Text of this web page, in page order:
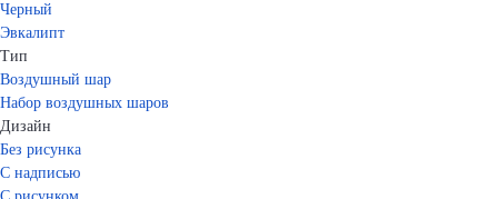
Черный
Эвкалипт
Тип
Воздушный шар
Набор воздушных шаров
Дизайн
Без рисунка
С надписью